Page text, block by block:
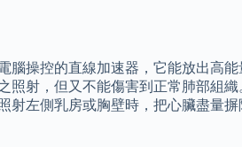
操控的直線加速器，它能放出高
射，但又不能傷害到正常肺部組
左側乳房或胸壁時，把心臟盡量摒